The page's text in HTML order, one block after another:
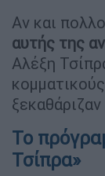
Αν και
αυτής της
Αλέξη
Το
Τσίπρα»